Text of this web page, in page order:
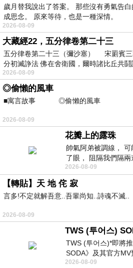
歲月替我說出了答案。 那些沒有勇氣告
成思念。 原來等待，也是一種深情。
2026-08-09
大藏經22，五分律卷第二十三
五分律卷第二十三（彌沙塞） 宋罽賓三
分初滅諍法 佛在舍衛國，爾時諸比丘共鬪
2026-08-09
◎偷懶的風車
■寓言故事 ◎偷懶的風車
⊕潘文良
常颳風的山丘上—&m
2026-08-09
花瓣上的露珠
帥氣阿弟被調線，
了眼， 阻隔我們隔
什麼顏色衣服， 不經
2026-08-09
【轉貼】天 地 侘 寂
言多!不定就解吾意..吾輩尚知..詩魂不滅..
2026-08-09
TWS (투어스)
TWS (투어스)*即將
SODA》及其官方
一經發布， 就引發了
2026-08-09